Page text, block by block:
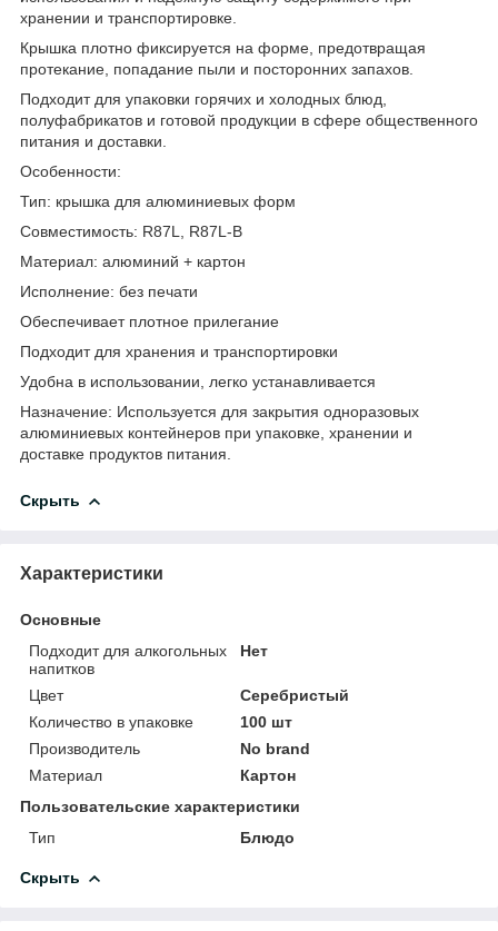
хранении и транспортировке.
Крышка плотно фиксируется на форме, предотвращая
протекание, попадание пыли и посторонних запахов.
Подходит для упаковки горячих и холодных блюд,
полуфабрикатов и готовой продукции в сфере общественного
питания и доставки.
Особенности:
Тип: крышка для алюминиевых форм
Совместимость: R87L, R87L-B
Материал: алюминий + картон
Исполнение: без печати
Обеспечивает плотное прилегание
Подходит для хранения и транспортировки
Удобна в использовании, легко устанавливается
Назначение: Используется для закрытия одноразовых
алюминиевых контейнеров при упаковке, хранении и
доставке продуктов питания.
Скрыть
Характеристики
Основные
Подходит для алкогольных
напитков
Нет
Цвет
Серебристый
Количество в упаковке
100 шт
Производитель
No brand
Материал
Картон
Пользовательские характеристики
Тип
Блюдо
Скрыть